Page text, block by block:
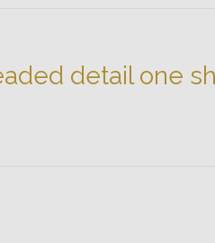
detail one